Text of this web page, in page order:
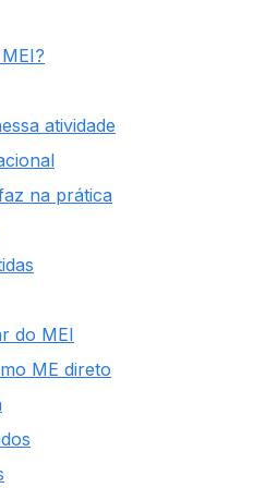
atividade
na prática
do MEI
ME direto